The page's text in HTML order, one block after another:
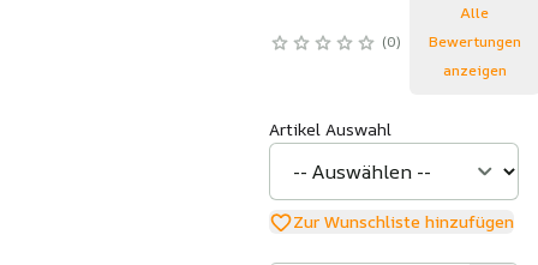
0
Alle
Bewertungen
anzeigen
Artikel Auswahl
Zur Wunschliste hinzufügen